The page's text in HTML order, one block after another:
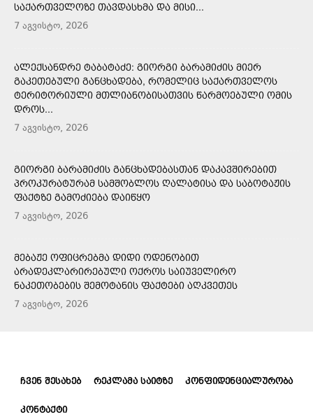
ᲡᲐᲥᲐᲠᲗᲕᲔᲚᲝᲖᲔ ᲗᲐᲕᲓᲐᲡᲮᲛᲐ ᲓᲐ ᲛᲘᲡᲘ...
7 აგვისტო, 2026
ᲐᲚᲔᲥᲡᲐᲜᲓᲠᲔ ᲢᲐᲑᲐᲢᲐᲫᲔ: ᲒᲘᲝᲠᲒᲘ ᲑᲐᲠᲐᲛᲘᲫᲘᲡ ᲛᲘᲔᲠ
ᲒᲐᲙᲔᲗᲔᲑᲣᲚᲘ ᲒᲐᲜᲪᲮᲐᲓᲔᲑᲐ, ᲠᲝᲛᲔᲚᲘᲪ ᲡᲐᲥᲐᲠᲗᲕᲔᲚᲝᲡ
ᲢᲔᲠᲘᲢᲝᲠᲘᲣᲚᲘ ᲛᲗᲚᲘᲐᲜᲝᲑᲘᲡᲐᲗᲕᲘᲡ ᲬᲐᲠᲛᲝᲔᲑᲣᲚᲘ ᲝᲛᲘᲡ
ᲓᲠᲝᲡ...
7 აგვისტო, 2026
ᲒᲘᲝᲠᲒᲘ ᲑᲐᲠᲐᲛᲘᲫᲘᲡ ᲒᲐᲜᲪᲮᲐᲓᲔᲑᲐᲡᲗᲐᲜ ᲓᲐᲙᲐᲕᲨᲘᲠᲔᲑᲘᲗ
ᲞᲠᲝᲙᲣᲠᲐᲢᲣᲠᲐᲛ ᲡᲐᲛᲨᲝᲑᲚᲝᲡ ᲦᲐᲚᲐᲢᲘᲡᲐ ᲓᲐ ᲡᲐᲑᲝᲢᲐᲟᲘᲡ
ᲤᲐᲥᲢᲖᲔ ᲒᲐᲛᲝᲫᲘᲔᲑᲐ ᲓᲐᲘᲬᲧᲝ
7 აგვისტო, 2026
ᲛᲔᲑᲐᲟᲔ ᲝᲤᲘᲪᲠᲔᲑᲛᲐ ᲓᲘᲓᲘ ᲝᲓᲔᲜᲝᲑᲘᲗ
ᲐᲠᲐᲓᲔᲙᲚᲐᲠᲘᲠᲔᲑᲣᲚᲘ ᲝᲥᲠᲝᲡ ᲡᲐᲘᲣᲕᲔᲚᲘᲠᲝ
ᲜᲐᲙᲔᲗᲝᲑᲔᲑᲘᲡ ᲨᲔᲛᲝᲢᲐᲜᲘᲡ ᲤᲐᲥᲢᲔᲑᲘ ᲐᲦᲙᲕᲔᲗᲔᲡ
7 აგვისტო, 2026
ᲩᲕᲔᲜ ᲨᲔᲡᲐᲮᲔᲑ ᲠᲔᲙᲚᲐᲛᲐ ᲡᲐᲘᲢᲖᲔ ᲙᲝᲜᲤᲘᲓᲔᲜᲪᲘᲐᲚᲣᲠᲝᲑᲐ
ᲙᲝᲜᲢᲐᲥᲢᲘ